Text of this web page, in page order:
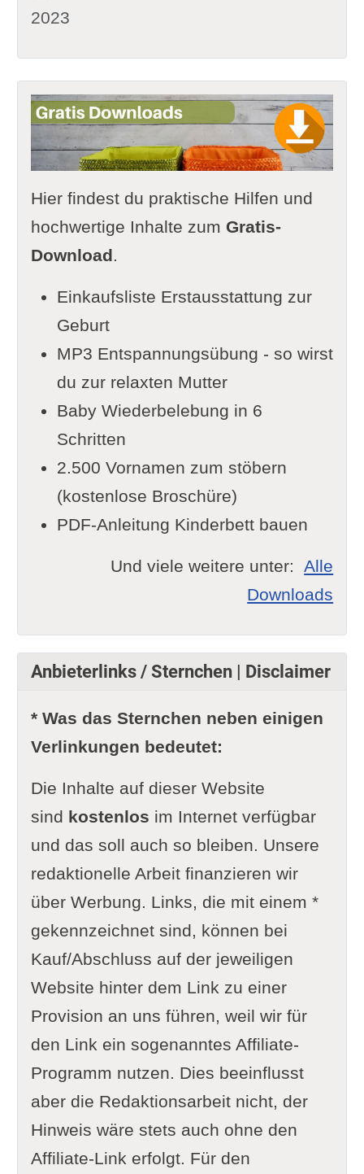
2023
Hier findest du praktische Hilfen und
hochwertige Inhalte zum Gratis-
Download.
Einkaufsliste Erstausstattung zur
Geburt
MP3 Entspannungsübung - so wirst
du zur relaxten Mutter
Baby Wiederbelebung in 6
Schritten
2.500 Vornamen zum stöbern
(kostenlose Broschüre)
PDF-Anleitung Kinderbett bauen
Und viele weitere unter:Alle
Downloads
Anbieterlinks / Sternchen | Disclaimer
* Was das Sternchen neben einigen
Verlinkungen bedeutet:
Die Inhalte auf dieser Website
sind kostenlos im Internet verfügbar
und das soll auch so bleiben. Unsere
redaktionelle Arbeit finanzieren wir
über Werbung. Links, die mit einem *
gekennzeichnet sind, können bei
Kauf/Abschluss auf der jeweiligen
Website hinter dem Link zu einer
Provision an uns führen, weil wir für
den Link ein sogenanntes Affiliate-
Programm nutzen. Dies beeinflusst
aber die Redaktionsarbeit nicht, der
Hinweis wäre stets auch ohne den
Affiliate-Link erfolgt. Für den